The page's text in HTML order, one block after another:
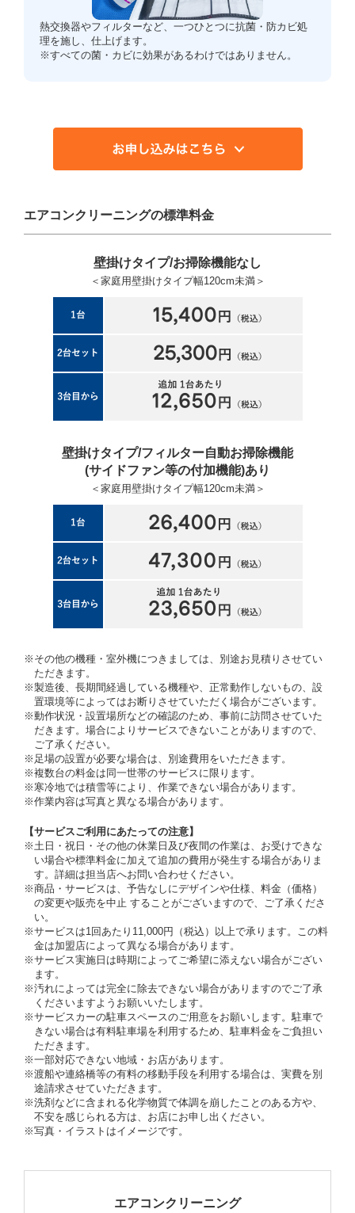
熱交換器やフィルターなど、一つひとつに抗菌・防カビ処
理を施し、仕上げます。
※すべての菌・カビに効果があるわけではありません。
エアコンクリーニングの標準料金
壁掛けタイプ/お掃除機能なし
＜家庭用壁掛けタイプ幅120cm未満＞
壁掛けタイプ/フィルター自動お掃除機能
(サイドファン等の付加機能)あり
＜家庭用壁掛けタイプ幅120cm未満＞
※その他の機種・室外機につきましては、別途お見積りさせてい
ただきます。
※製造後、長期間経過している機種や、正常動作しないもの、設
置環境等によってはお断りさせていただく場合がございます。
※動作状況・設置場所などの確認のため、事前に訪問させていた
だきます。場合によりサービスできないことがありますので、
ご了承ください。
※足場の設置が必要な場合は、別途費用をいただきます。
※複数台の料金は同一世帯のサービスに限ります。
※寒冷地では積雪等により、作業できない場合があります。
※作業内容は写真と異なる場合があります。
【サービスご利用にあたっての注意】
※土日・祝日・その他の休業日及び夜間の作業は、お受けできな
い場合や標準料金に加えて追加の費用が発生する場合がありま
す。詳細は担当店へお問い合わせください。
※商品・サービスは、予告なしにデザインや仕様、料金（価格）
の変更や販売を中止 することがございますので、ご了承くださ
い。
※サービスは1回あたり11,000円（税込）以上で承ります。この料
金は加盟店によって異なる場合があります。
※サービス実施日は時期によってご希望に添えない場合がござい
ます。
※汚れによっては完全に除去できない場合がありますのでご了承
くださいますようお願いいたします。
※サービスカーの駐車スペースのご用意をお願いします。駐車で
きない場合は有料駐車場を利用するため、駐車料金をご負担い
ただきます。
※一部対応できない地域・お店があります。
※渡船や連絡橋等の有料の移動手段を利用する場合は、実費を別
途請求させていただきます。
※洗剤などに含まれる化学物質で体調を崩したことのある方や、
不安を感じられる方は、お店にお申し出ください。
※写真・イラストはイメージです。
エアコンクリーニング